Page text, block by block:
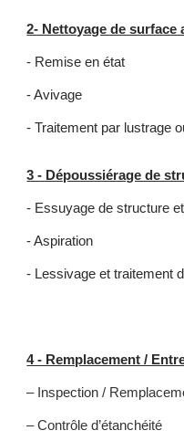
2- Nettoyage de surface
​- Remise en état
- Avivage
- Traitement par lustrage
3 - Dépoussiérage de
​- Essuyage de structure
- Aspiration
- Lessivage et traitement
4 - Remplacement /
– Inspection /
– Contrôle d’étanchéité